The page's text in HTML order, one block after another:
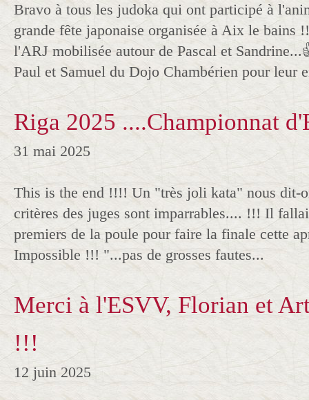
Bravo à tous les judoka qui ont participé à
grande fête japonaise organisée à Aix le bains
l'ARJ mobilisée autour de Pascal et
Paul et Samuel du Dojo Chambérien pour leur
Riga 2025 ....Championnat
31 mai 2025
This is the end !!!! Un "très joli kata" nous dit-
critères des juges sont imparrables.... !!! Il
premiers de la poule pour faire la finale cette
Impossible !!! "...pas de grosses fautes...
Merci à l'ESVV, Florian et
!!!
12 juin 2025